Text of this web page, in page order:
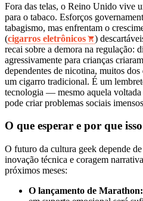
Fora das telas, o Reino Unido vive
para o tabaco. Esforços
tabagismo, mas enfrentam o
(cigarros eletrônicos
)
recai sobre a demora na regulação:
agressivamente para crianças
dependentes de nicotina, muitos
um cigarro tradicional. É um
tecnologia — mesmo aquela
pode criar problemas sociais
O que esperar e por que
O futuro da cultura geek depende
inovação técnica e coragem
próximos meses:
O lançamento de Marathon: